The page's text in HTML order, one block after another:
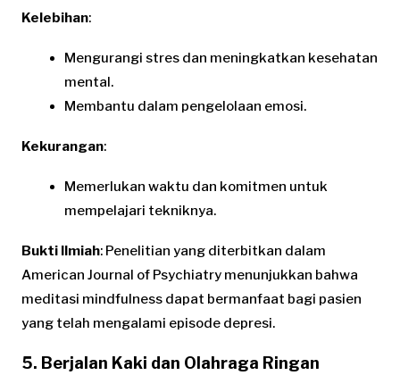
Kelebihan:
Mengurangi stres dan meningkatkan kesehatan
mental.
Membantu dalam pengelolaan emosi.
Kekurangan:
Memerlukan waktu dan komitmen untuk
mempelajari tekniknya.
Bukti Ilmiah: Penelitian yang diterbitkan dalam
American Journal of Psychiatry menunjukkan bahwa
meditasi mindfulness dapat bermanfaat bagi pasien
yang telah mengalami episode depresi.
5. Berjalan Kaki dan Olahraga Ringan